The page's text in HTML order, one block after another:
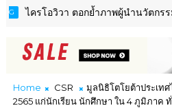
วิวา ตอกย้ำภาพผู้นำนวัตกรรมสุขภาพ ปั
Home CSR
มูลนิธิโตโยต้าประเท
2565 แก่นักเรียน นักศึกษา ใน 4 ภูมิภาค